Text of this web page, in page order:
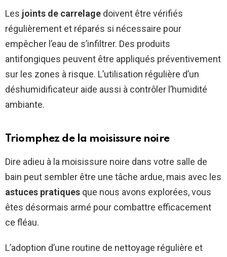
Les joints de carrelage doivent être vérifiés
régulièrement et réparés si nécessaire pour
empêcher l’eau de s’infiltrer. Des produits
antifongiques peuvent être appliqués préventivement
sur les zones à risque. L’utilisation régulière d’un
déshumidificateur aide aussi à contrôler l’humidité
ambiante.
Triomphez de la moisissure noire
Dire adieu à la moisissure noire dans votre salle de
bain peut sembler être une tâche ardue, mais avec les
astuces pratiques que nous avons explorées, vous
êtes désormais armé pour combattre efficacement
ce fléau.
L’adoption d’une routine de nettoyage régulière et